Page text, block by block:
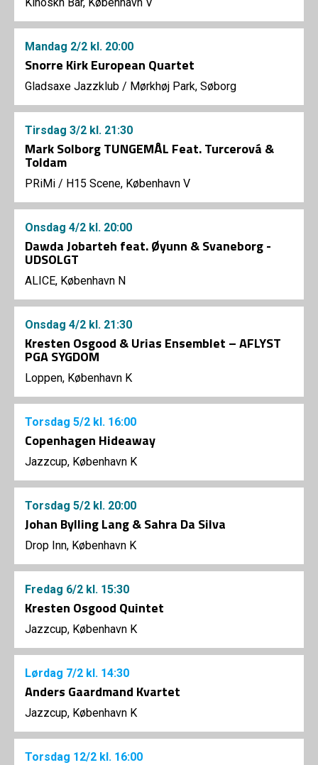
Kihoskh Bar, København V
Mandag 2/2 kl. 20:00
Snorre Kirk European Quartet
Gladsaxe Jazzklub / Mørkhøj Park, Søborg
Tirsdag 3/2 kl. 21:30
Mark Solborg TUNGEMÅL Feat. Turcerová &
Toldam
PRiMi / H15 Scene, København V
Onsdag 4/2 kl. 20:00
Dawda Jobarteh feat. Øyunn & Svaneborg -
UDSOLGT
ALICE, København N
Onsdag 4/2 kl. 21:30
Kresten Osgood & Urias Ensemblet – AFLYST
PGA SYGDOM
Loppen, København K
Torsdag 5/2 kl. 16:00
Copenhagen Hideaway
Jazzcup, København K
Torsdag 5/2 kl. 20:00
Johan Bylling Lang & Sahra Da Silva
Drop Inn, København K
Fredag 6/2 kl. 15:30
Kresten Osgood Quintet
Jazzcup, København K
Lørdag 7/2 kl. 14:30
Anders Gaardmand Kvartet
Jazzcup, København K
Torsdag 12/2 kl. 16:00